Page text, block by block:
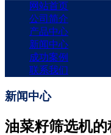
网站首页
公司简介
产品中心
新闻中心
成功案例
联系我们
新闻中心
油菜籽筛选机的